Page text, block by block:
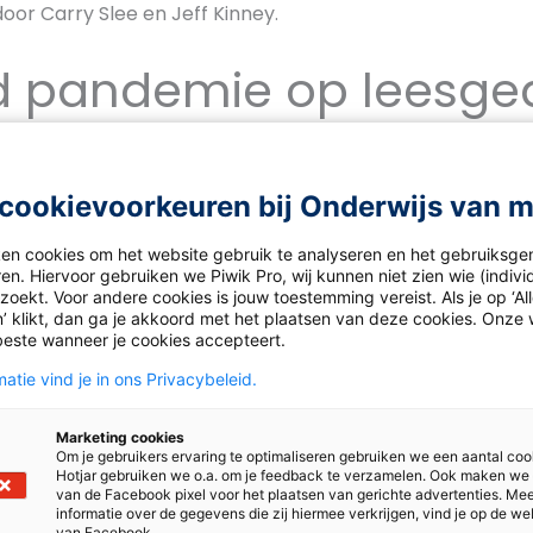
Carry Slee en Jeff Kinney.
pandemie op
niet makkelijk was voor Nederlandse
afgelopen twee jaar ook positieve dingen gebracht.
46% van de ondervraagde Nederlandse
gelezen te hebben. 70% leest het liefst voor het
boek nog altijd boven een e-reader of luisterboek.
tijdperk waarin we leven, aldus de onderzoekers.
weten over lezen?
. Je
relevante achtergrondartikelen en onderzoeken
aan het lezen? Deel je ervaringen hieronder.
bij Onderwijs van
cookies om het website gebruik te analyseren en het
Hiervoor gebruiken we Piwik Pro, wij kunnen niet zien wie
Voor andere cookies is jouw toestemming vereist. Als je op
klikt, dan ga je akkoord met het plaatsen van deze cookies. Onze
wanneer je cookies accepteert.
vind je in ons Privacybeleid.
Marketing cookies
Om je gebruikers ervaring te optimaliseren gebruiken we een aantal
Hotjar gebruiken we o.a. om je feedback te verzamelen. Ook maken we
van de Facebook pixel voor het plaatsen van gerichte advertenties.
informatie over de gegevens die zij hiermee verkrijgen, vind je op de